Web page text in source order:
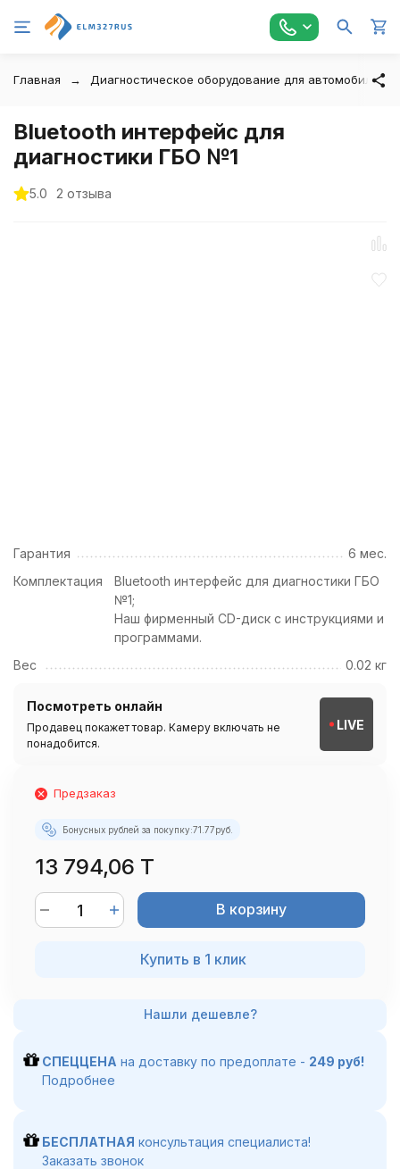
Главная Диагностическое оборудование для автомобилей
Bluetooth интерфейс для
диагностики ГБО №1
5.0 2 отзыва
Гарантия
6 мес.
Комплектация
Bluetooth интерфейс для диагностики ГБО
№1;
Наш фирменный CD-диск с инструкциями и
программами.
Вес
0.02 кг
Посмотреть онлайн
Продавец покажет товар. Камеру включать не
понадобится.
LIVE
Предзаказ
Бонусных рублей за покупку:71.77руб.
13 794,06 T
В корзину
Купить в 1 клик
СПЕЦЦЕНА на доставку по предоплате - 249 руб!
Подробнее
БЕСПЛАТНАЯ консультация специалиста!
Заказать звонок